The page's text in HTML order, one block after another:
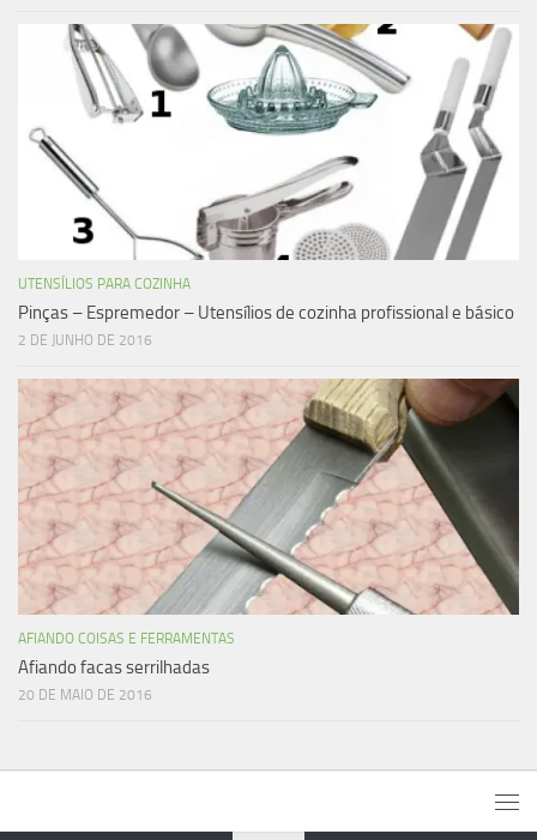
UTENSÍLIOS PARA COZINHA
Pinças – Espremedor – Utensílios de cozinha profissional e básico
2 DE JUNHO DE 2016
AFIANDO COISAS E FERRAMENTAS
Afiando facas serrilhadas
20 DE MAIO DE 2016